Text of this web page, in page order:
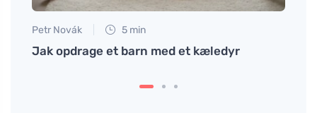
Petr Novák 5 min
Jak opdrage et barn med et kæledyr